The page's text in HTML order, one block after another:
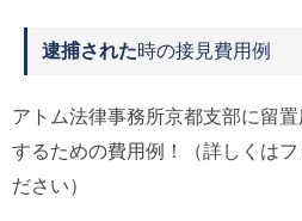
逮捕された時の接見費用例
アトム法律事務所京都支部に留
するための費用例！（詳しくは
ださい）